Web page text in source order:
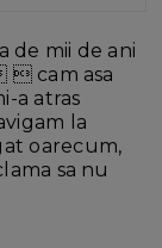
de mii de ani
 cam asa
a atras
la
oarecum,
sa nu